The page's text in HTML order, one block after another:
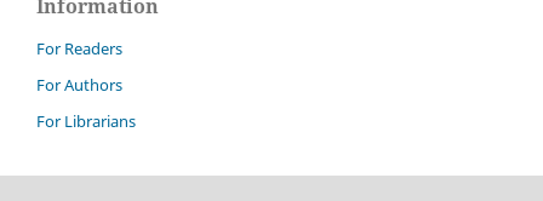
Information
For Readers
For Authors
For Librarians